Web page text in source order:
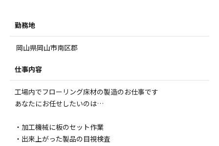
勤務地
岡山県岡山市南区郡
仕事内容
工場内でフローリング床材の製造のお仕事です
あなたにお任せしたいのは…
・加工機械に板のセット作業
・出来上がった製品の目視検査